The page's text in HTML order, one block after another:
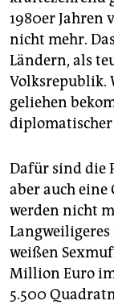
1980er Jahren
nicht mehr.
Ländern, als
Volksrepublik.
geliehen
diplomatischer
Dafür sind die
aber auch
werden nicht
Langweiligeres
weißen
Million Euro im
5.500